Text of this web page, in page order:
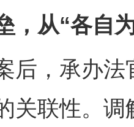
从“各自为
，承办法
关联性。